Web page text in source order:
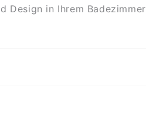
Design in Ihrem Badezimmer